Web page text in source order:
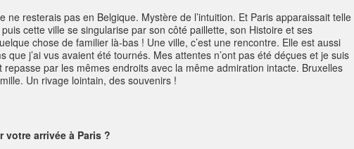
ne resterais pas en Belgique. Mystère de l’intuition. Et Paris apparaissait telle
cette ville se singularise par son côté paillette, son Histoire et ses
chose de familier là-bas ! Une ville, c’est une rencontre. Elle est aussi
que j’ai vus avaient été tournés. Mes attentes n’ont pas été déçues et je suis
par les mêmes endroits avec la même admiration intacte. Bruxelles
Un rivage lointain, des souvenirs !
arrivée à Paris ?